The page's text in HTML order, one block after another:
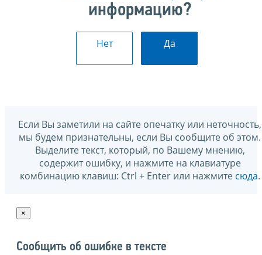
информацию?
Нет Да
Если Вы заметили на сайте опечатку или неточность,
мы будем признательны, если Вы сообщите об этом.
Выделите текст, который, по Вашему мнению,
содержит ошибку, и нажмите на клавиатуре
комбинацию клавиш: Ctrl + Enter или нажмите сюда.
×
Сообщить об ошибке в тексте